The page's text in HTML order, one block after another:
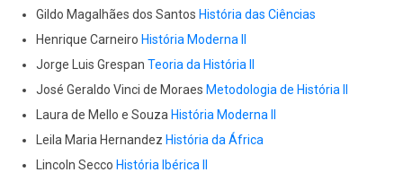
Gildo Magalhães dos Santos História das Ciências
Henrique Carneiro História Moderna II
Jorge Luis Grespan Teoria da História II
José Geraldo Vinci de Moraes Metodologia de História II
Laura de Mello e Souza História Moderna II
Leila Maria Hernandez História da África
Lincoln Secco História Ibérica II